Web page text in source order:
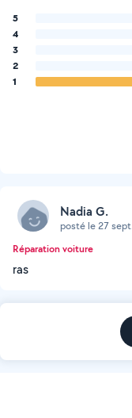
5
4
3
2
1
Nadia G.
posté le 27
Réparation voiture
ras